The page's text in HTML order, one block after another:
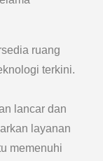
ruang
terkini.
lancar dan
layanan
memenuhi